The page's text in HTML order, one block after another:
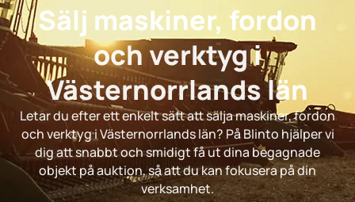
Sälj maskiner, fordon
och verktyg i
Västernorrlands län
Letar du efter ett enkelt sätt att sälja maskiner, fordon
och verktyg i Västernorrlands län? På Blinto hjälper vi
dig att snabbt och smidigt få ut dina begagnade
objekt på auktion, så att du kan fokusera på din
verksamhet.